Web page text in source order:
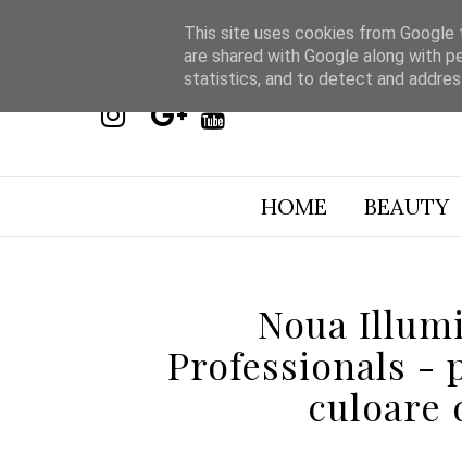
HOME BEAUTY
Noua
Professionals -
culoare
This site uses cookies from
are shared with Google along with
statistics, and to detect and